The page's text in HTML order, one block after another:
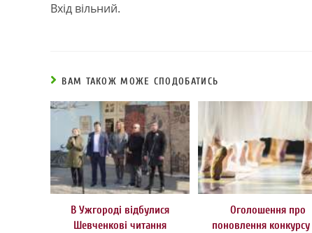
Вхід вільний.
ВАМ ТАКОЖ МОЖЕ СПОДОБАТИСЬ
В Ужгороді відбулися
Шевченкові читання
Оголошення про
поновлення